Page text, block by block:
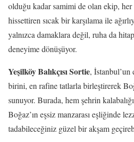
olduğu kadar samimi de olan ekip,
hissettiren sıcak bir karşılama ile
yalnızca damaklara değil, ruha da
deneyime dönüşüyor.
Yeşilköy Balıkçısı Sortie, İstanbul’un
birini, en rafine tatlarla birleştirerek
sunuyor. Burada, hem şehrin
Boğaz’ın eşsiz manzarası eşliğinde
tadabileceğiniz güzel bir akşam